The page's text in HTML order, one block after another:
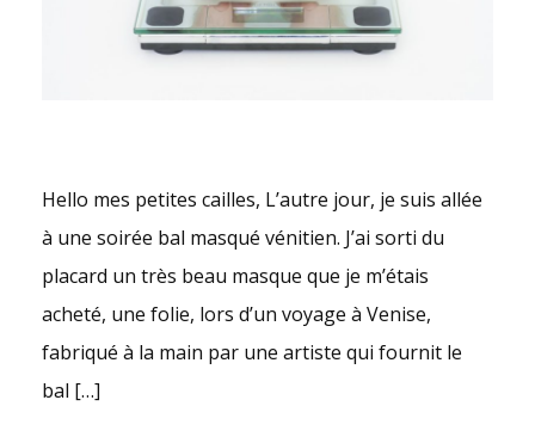
Hello mes petites cailles, L’autre jour, je suis allée
à une soirée bal masqué vénitien. J’ai sorti du
placard un très beau masque que je m’étais
acheté, une folie, lors d’un voyage à Venise,
fabriqué à la main par une artiste qui fournit le
bal […]